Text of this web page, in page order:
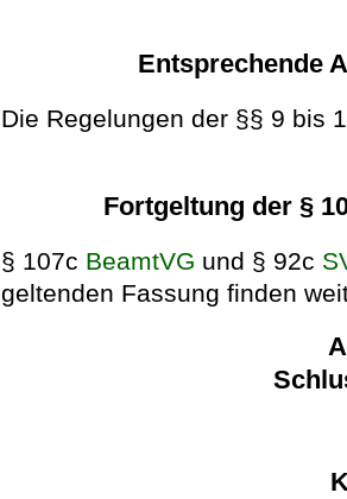
Entsprechende
Die Regelungen der §§ 9 bis
Fortgeltung der §
§ 107c BeamtVG und § 92c
geltenden Fassung finden